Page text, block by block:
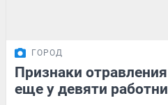
ГОРОД
Признаки
еще у девяти